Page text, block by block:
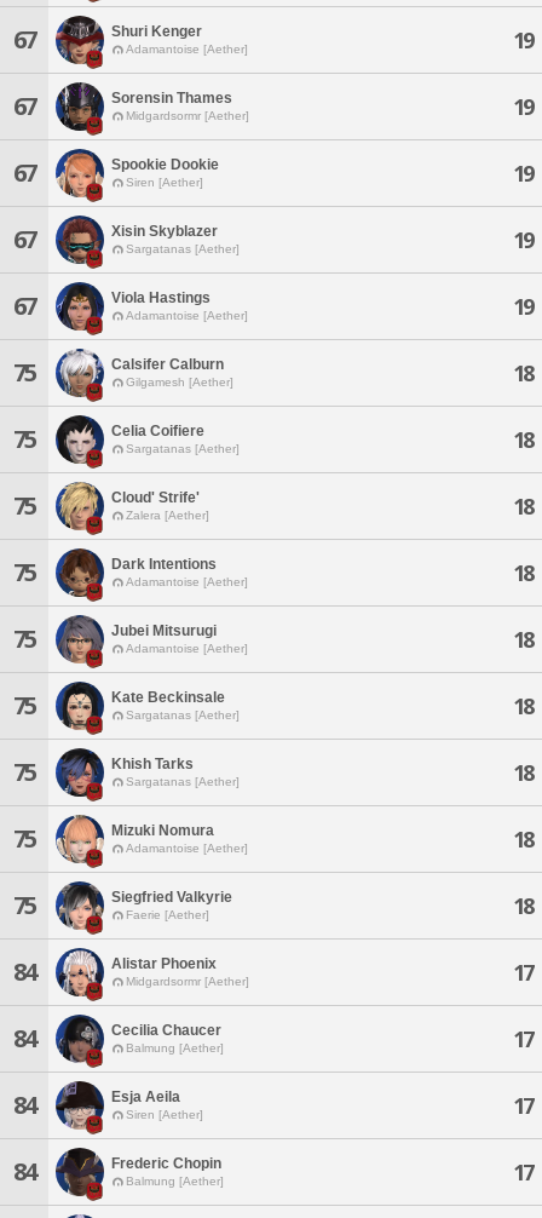
67 Shuri Kenger
Adamantoise [Aether] 19
67 Sorensin Thames
Midgardsormr [Aether] 19
67 Spookie Dookie
Siren [Aether] 19
67 Xisin Skyblazer
Sargatanas [Aether] 19
67 Viola Hastings
Adamantoise [Aether] 19
75 Calsifer Calburn
Gilgamesh [Aether] 18
75 Celia Coifiere
Sargatanas [Aether] 18
75 Cloud' Strife'
Zalera [Aether] 18
75 Dark Intentions
Adamantoise [Aether] 18
75 Jubei Mitsurugi
Adamantoise [Aether] 18
75 Kate Beckinsale
Sargatanas [Aether] 18
75 Khish Tarks
Sargatanas [Aether] 18
75 Mizuki Nomura
Adamantoise [Aether] 18
75 Siegfried Valkyrie
Faerie [Aether] 18
84 Alistar Phoenix
Midgardsormr [Aether] 17
84 Cecilia Chaucer
Balmung [Aether] 17
84 Esja Aeila
Siren [Aether] 17
84 Frederic Chopin
Balmung [Aether] 17